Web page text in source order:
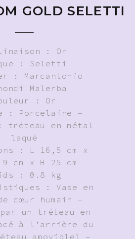
GOLD SELETTI
: Or
: Seletti
: Marcantonio
Malerba
: Or
: Porcelaine –
tréteau en métal
laqué
: L 16,5 cm x
cm x H 25 cm
: 0.8 kg
: Vase en
cœur humain –
par un tréteau en
à l’arrière du
amovible) –